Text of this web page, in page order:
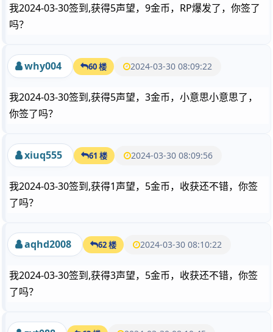
我2024-03-30签到,获得5声望，9金币，RP爆发了，你签了
吗？
why004 60 楼 2024-03-30 08:09:22
我2024-03-30签到,获得5声望，3金币，小意思小意思了，
你签了吗？
xiuq555 61 楼 2024-03-30 08:09:56
我2024-03-30签到,获得1声望，5金币，收获还不错，你签
了吗？
aqhd2008 62 楼 2024-03-30 08:10:22
我2024-03-30签到,获得3声望，5金币，收获还不错，你签
了吗？